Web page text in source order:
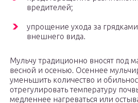
вредителей;
упрощение ухода за
внешнего вида.
Мульчу традиционно вносят под
весной и осенью. Осеннее
уменьшить количество и
отрегулировать температуру
медленнее нагреваться или